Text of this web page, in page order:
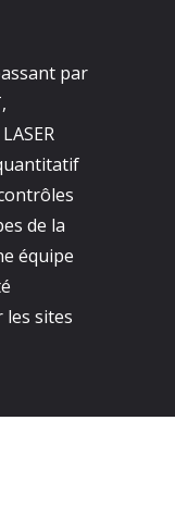
par
de la
équipe
les sites